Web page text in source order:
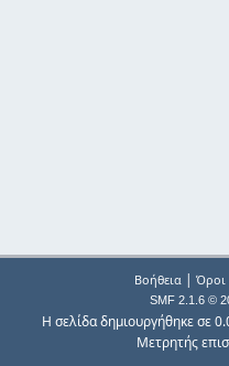
Βοήθεια| Όροι
SMF 2.1.6 ©
Η σελίδα δημιουργήθηκε σε
Μετρητής